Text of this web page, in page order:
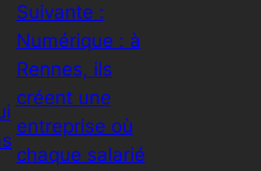
Suivante :
Numérique : à
Rennes, ils
créent une
entreprise où
chaque salarié